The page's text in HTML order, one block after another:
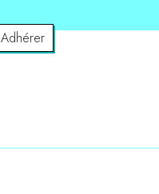
Adhérer